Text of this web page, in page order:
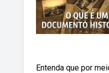
Entenda que por